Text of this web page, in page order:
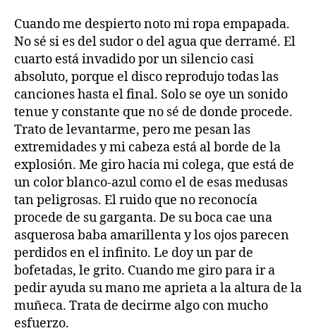
Cuando me despierto noto mi ropa empapada.
No sé si es del sudor o del agua que derramé. El
cuarto está invadido por un silencio casi
absoluto, porque el disco reprodujo todas las
canciones hasta el final. Solo se oye un sonido
tenue y constante que no sé de donde procede.
Trato de levantarme, pero me pesan las
extremidades y mi cabeza está al borde de la
explosión. Me giro hacia mi colega, que está de
un color blanco-azul como el de esas medusas
tan peligrosas. El ruido que no reconocía
procede de su garganta. De su boca cae una
asquerosa baba amarillenta y los ojos parecen
perdidos en el infinito. Le doy un par de
bofetadas, le grito. Cuando me giro para ir a
pedir ayuda su mano me aprieta a la altura de la
muñeca. Trata de decirme algo con mucho
esfuerzo.